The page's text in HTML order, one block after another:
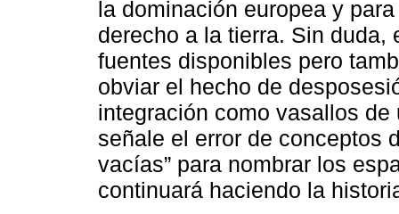
la dominación europea y
derecho a la tierra. Sin
fuentes disponibles pero
obviar el hecho de
integración como vasallos
señale el error de conceptos
vacías” para nombrar los
continuará haciendo la